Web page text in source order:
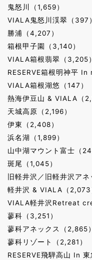
鬼怒川（1,659）
VIALA鬼怒川渓翠（397）
勝浦（4,207）
箱根甲子園（3,140）
VIALA箱根翡翠（3,205）
RESERVE箱根明神平
VIALA箱根湖悠（147）
熱海伊豆山 & VIALA（
天城高原（2,196）
伊東（2,408）
浜名湖（1,899）
山中湖マウント富士（
斑尾（1,045）
旧軽井沢／旧軽井沢ア
軽井沢 & VIALA（2,073
VIALA軽井沢Retreat
蓼科（3,251）
蓼科アネックス（2,865）
蓼科リゾート（2,281）
RESERVE飛騨高山 In